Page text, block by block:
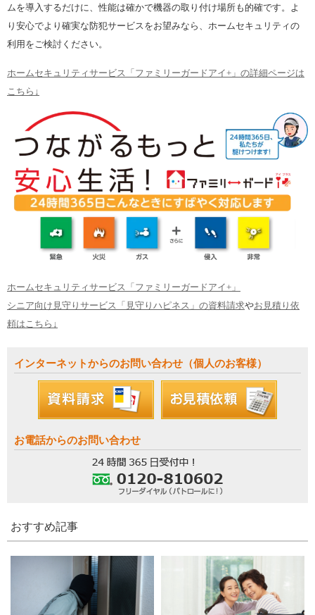
ムを導入するだけに、性能は確かで機器の取り付け場所も的確です。よ
り安心でより確実な防犯サービスをお望みなら、ホームセキュリティの
利用をご検討ください。
ホームセキュリティサービス「ファミリーガードアイ+」の詳細ページは
こちら↓
ホームセキュリティサービス「ファミリーガードアイ+」
シニア向け見守りサービス「見守りハピネス」の資料請求やお見積り依
頼はこちら↓
インターネットからのお問い合わせ（個人のお客様）
お電話からのお問い合わせ
おすすめ記事